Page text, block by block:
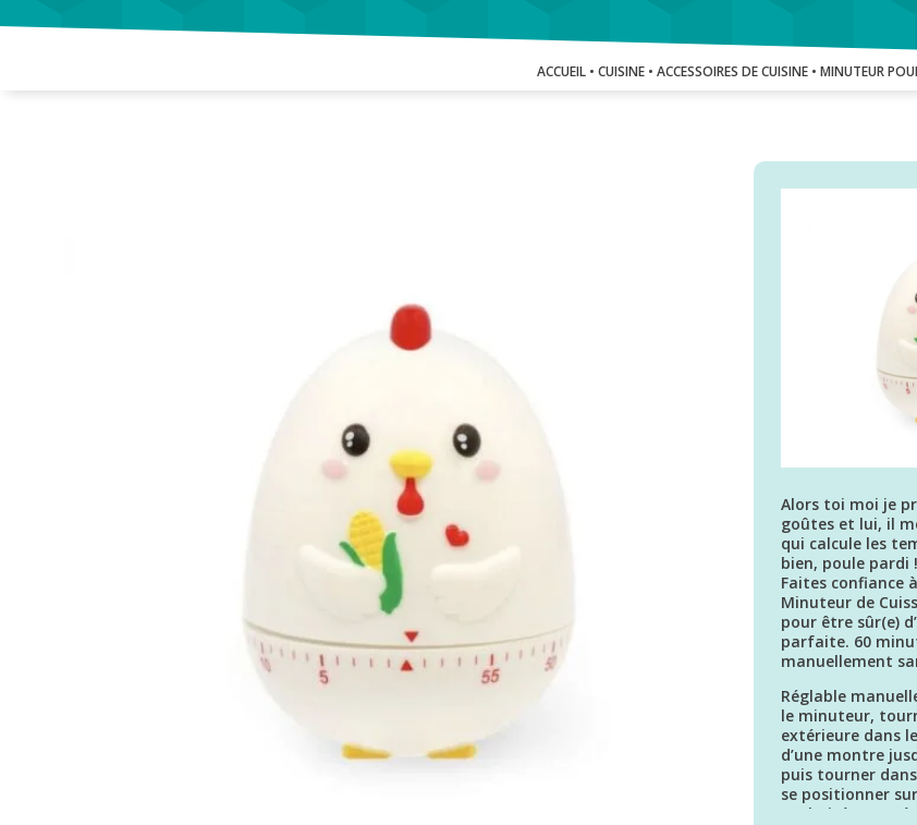
ACCUEIL• CUISINE• ACCESSOIRES DE CUISINE• MINUTEUR
Alors toi moi je
goûtes et lui, il
qui calcule les
bien, poule pardi !
Faites confiance
Minuteur de
pour être sûr(e)
parfaite. 60
manuellement
Réglable
le minuteur,
extérieure dans
d’une montre
puis tourner
se positionner
souhaitée. Ne